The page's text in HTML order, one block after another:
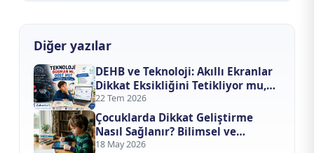
Diğer yazılar
DEHB ve Teknoloji: Akıllı Ekranlar
Dikkat Eksikliğini Tetikliyor mu,
Tedavi mi Ediyor?
22 Tem 2026
Çocuklarda Dikkat Geliştirme
Nasıl Sağlanır? Bilimsel ve
Teknolojik Yaklaşımlar
18 May 2026